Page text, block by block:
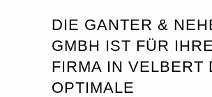
DIE GANTER &
GMBH IST FÜR IHRE
FIRMA IN VELBERT
OPTIMALE